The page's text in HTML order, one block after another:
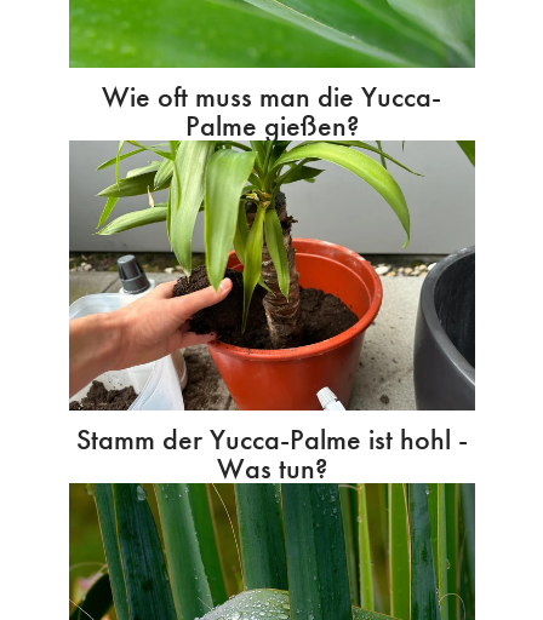
Wie oft muss man die Yucca-
Palme gießen?
Stamm der Yucca-Palme ist hohl -
Was tun?